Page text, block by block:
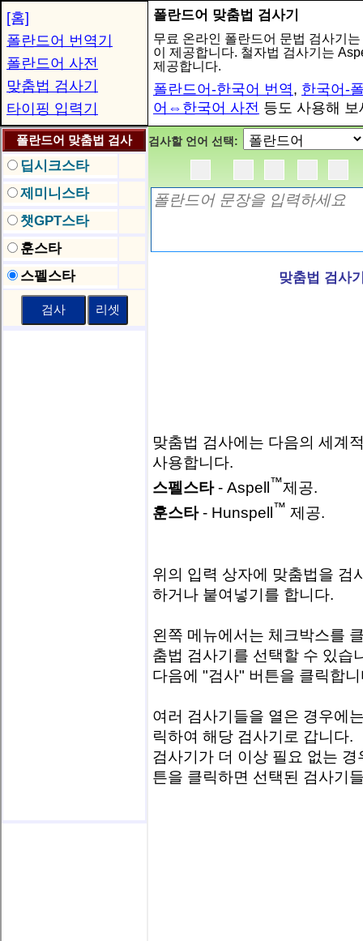
[홈]
폴란드어 번역기
폴란드어 사전
맞춤법 검사기
타이핑 입력기
폴란드어 맞춤법 검사기
무료 온라인 폴란드어 문법 검사기
이 제공합니다. 철자법 검사기는
제공합니다.
폴란드어-한국어 번역, 한국어-
어⇔한국어 사전 등도 사용해 보